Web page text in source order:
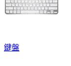
鍵盤